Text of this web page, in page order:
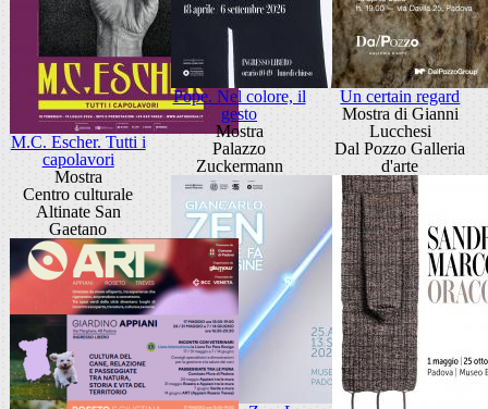
M.C. Escher. Tutti i
capolavori
Mostra
Centro culturale
Altinate San
Gaetano
Pope. Nel colore, il
gesto
Mostra
Palazzo
Zuckermann
Un certain regard
Mostra di Gianni
Lucchesi
Dal Pozzo Galleria
d'arte